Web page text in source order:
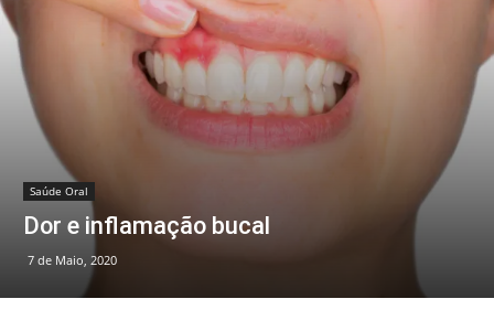
Saúde Oral
Dor e inflamação bucal
7 de Maio, 2020